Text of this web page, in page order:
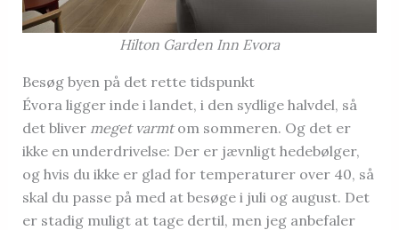
Hilton Garden Inn Evora
Besøg byen på det rette tidspunkt
Évora ligger inde i landet, i den sydlige halvdel, så
det bliver meget varmtom sommeren. Og det er
ikke en underdrivelse: Der er jævnligt hedebølger,
og hvis du ikke er glad for temperaturer over 40, så
skal du passe på med at besøge i juli og august. Det
er stadig muligt at tage dertil, men jeg anbefaler